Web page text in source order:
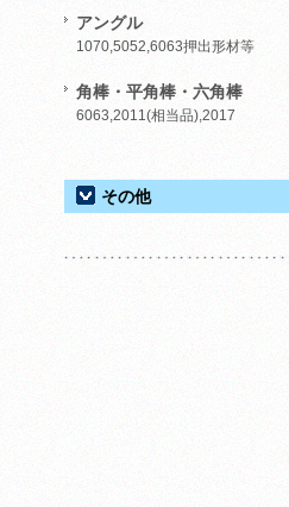
アングル
1070,5052,6063押出形材等
角棒・平角棒・六角棒
6063,2011(相当品),2017
その他